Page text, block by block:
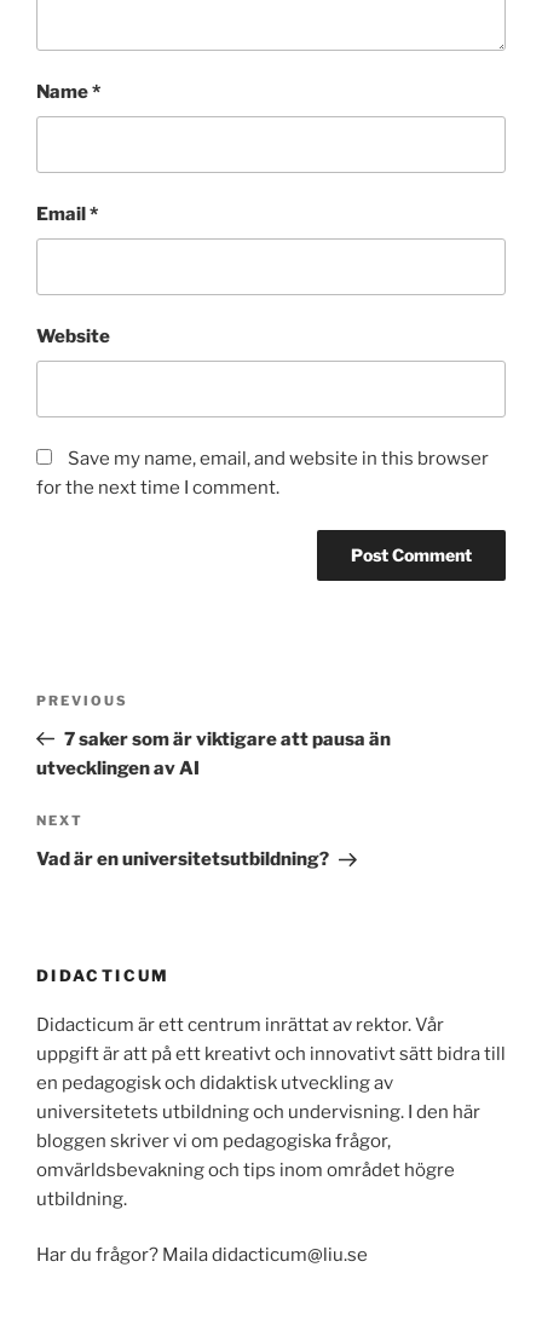
Name*
Email*
Website
Save my name, email, and website in this browser
for the next time I comment.
Previous
Post
PREVIOUS
7 saker som är viktigare att pausa än
utvecklingen av AI
Next
Post
NEXT
Vad är en universitetsutbildning?
DIDACTICUM
Didacticum är ett centrum inrättat av rektor. Vår
uppgift är att på ett kreativt och innovativt sätt bidra till
en pedagogisk och didaktisk utveckling av
universitetets utbildning och undervisning. I den här
bloggen skriver vi om pedagogiska frågor,
omvärldsbevakning och tips inom området högre
utbildning.
Har du frågor? Maila didacticum@liu.se